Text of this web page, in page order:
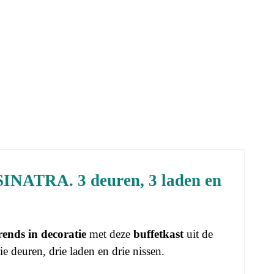
3 deuren, 3 laden en
in decoratie met deze buffetkast uit de
deuren, drie laden en drie nissen.